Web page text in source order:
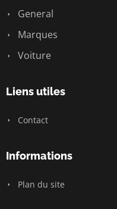
General
Marques
Voiture
Liens utiles
Contact
Informations
Plan du site